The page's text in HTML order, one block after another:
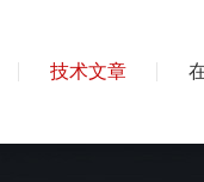
技术文章